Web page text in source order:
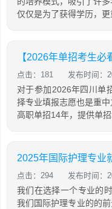
仅仅是为了获得学历，更
点击：181 发布时间：
对于参加2026年四川单
择专业填报志愿也是重
高职单招14年，提供单
2025年国际护理专业
点击：294 发布时间：
我们在选择一个专业的
我们国际护理专业的的